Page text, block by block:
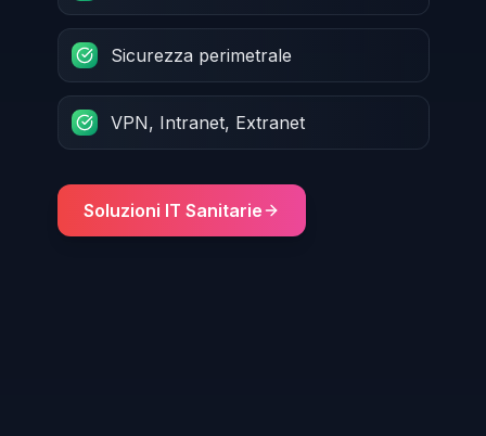
Sicurezza perimetrale
VPN, Intranet, Extranet
Soluzioni IT Sanitarie